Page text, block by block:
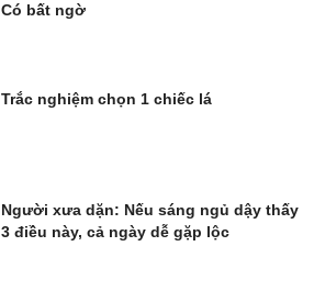
Có bất ngờ
Trắc nghiệm chọn 1 chiếc lá
Người xưa dặn: Nếu sáng ngủ dậy thấy
3 điều này, cả ngày dễ gặp lộc